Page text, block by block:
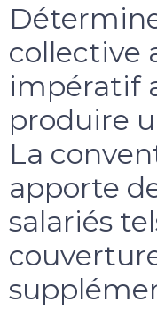
collective
impératif
produire
La
apporte
salariés